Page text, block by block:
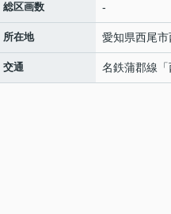
総区画数 -
所在地 愛知県西尾市
交通 名鉄蒲郡線 「